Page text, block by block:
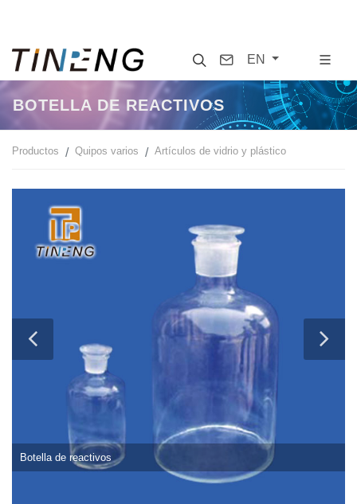
SearchContact
EN
BOTELLA DE REACTIVOS
Productos Quipos varios Artículos de vidrio y plástico
Botella de reactivos